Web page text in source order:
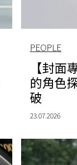
PEOPLE
【封面
的角色
破
23.07.2026